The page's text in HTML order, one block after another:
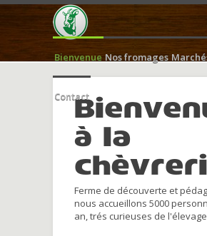
Bienvenue Nos fromages
Contact
à la
Ferme de découverte et
nous accueillons 5000
an, trés curieuses de